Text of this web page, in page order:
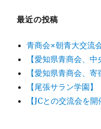
最近の投稿
青商会×朝青大交流
【愛知県青商会、中
【愛知県青商会、寄
【尾張サラン学園】
【JCとの交流会を開